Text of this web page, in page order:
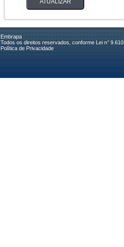
Embrapa
Todos os direitos reservados, conforme Lei n° 9.610
Política de Privacidade